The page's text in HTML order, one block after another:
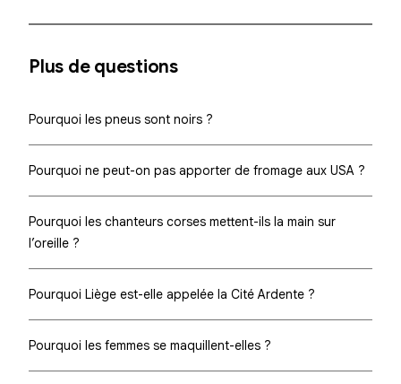
Plus de questions
Pourquoi les pneus sont noirs ?
Pourquoi ne peut-on pas apporter de fromage aux USA ?
Pourquoi les chanteurs corses mettent-ils la main sur
l’oreille ?
Pourquoi Liège est-elle appelée la Cité Ardente ?
Pourquoi les femmes se maquillent-elles ?